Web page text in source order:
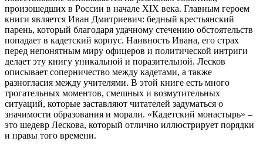
произошедших в России в начале XIX века. Главным героем
книги является Иван Дмитриевич: бедный крестьянский
парень, который благодаря удачному стечению обстоятельств
попадает в кадетский корпус. Наивность Ивана, его страх
перед непонятным миру офицеров и политической интриги
делает эту книгу уникальной и поразительной. Лесков
описывает соперничество между кадетами, а также
разногласия между учителями. В этой книге есть много
трогательных моментов, смешных и возмутительных
ситуаций, которые заставляют читателей задуматься о
значимости образования и морали. «Кадетский монастырь» –
это шедевр Лескова, который отлично иллюстрирует порядки
и нравы того времени.